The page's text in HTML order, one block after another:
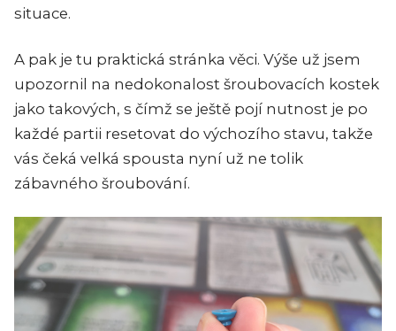
situace.
A pak je tu praktická stránka věci. Výše už jsem
upozornil na nedokonalost šroubovacích kostek
jako takových, s čímž se ještě pojí nutnost je po
každé partii resetovat do výchozího stavu, takže
vás čeká velká spousta nyní už ne tolik
zábavného šroubování.